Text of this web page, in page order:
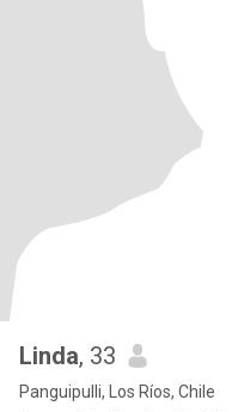
Linda, 33
Panguipulli, Los Ríos, Chile